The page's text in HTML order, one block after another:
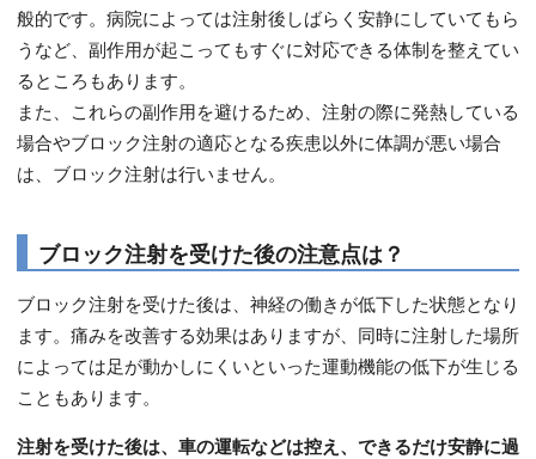
般的です。病院によっては注射後しばらく安静にしていてもら
うなど、副作用が起こってもすぐに対応できる体制を整えてい
るところもあります。
また、これらの副作用を避けるため、注射の際に発熱している
場合やブロック注射の適応となる疾患以外に体調が悪い場合
は、ブロック注射は行いません。
ブロック注射を受けた後の注意点は？
ブロック注射を受けた後は、神経の働きが低下した状態となり
ます。痛みを改善する効果はありますが、同時に注射した場所
によっては足が動かしにくいといった運動機能の低下が生じる
こともあります。
注射を受けた後は、車の運転などは控え、できるだけ安静に過